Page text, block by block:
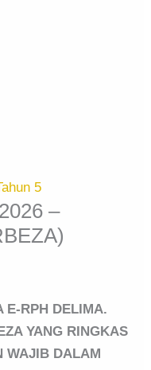
5
–
E-RPH DELIMA.
YANG RINGKAS
WAJIB DALAM